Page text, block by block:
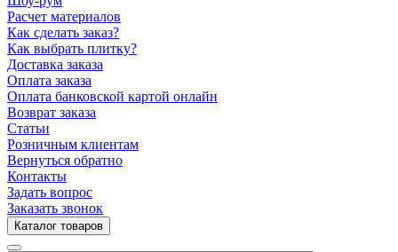
Расчет материалов
Как сделать заказ?
Как выбрать плитку?
Доставка заказа
Оплата заказа
Оплата банковской картой онлайн
Возврат заказа
Статьи
Розничным клиентам
Вернуться обратно
Контакты
Задать вопрос
Заказать звонок
Каталог товаров